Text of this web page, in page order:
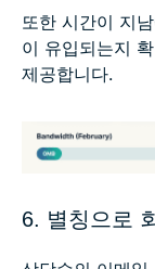
또한 시간이 지
이 유입되는지
제공합니다.
6. 별칭으로